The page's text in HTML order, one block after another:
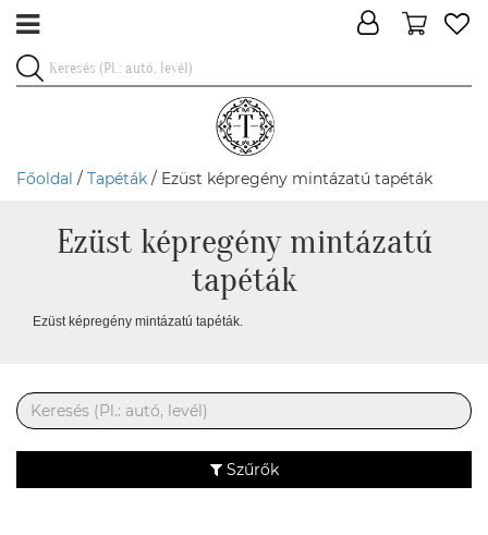
Főoldal / Tapéták / Ezüst képregény mintázatú tapéták
Ezüst képregény mintázatú
tapéták
Ezüst képregény mintázatú tapéták.
Szűrők